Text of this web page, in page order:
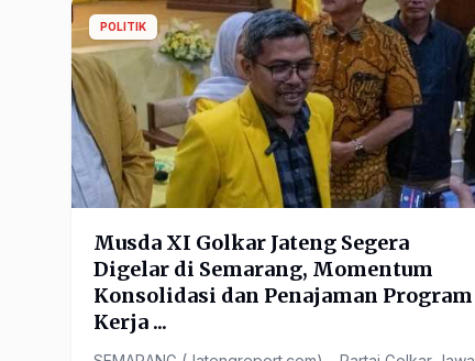
POLITIK
Musda XI Golkar Jateng Segera
Digelar di Semarang, Momentum
Konsolidasi dan Penajaman Program
Kerja ...